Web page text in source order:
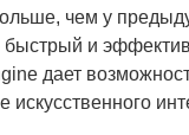
чем у
быстрый и
дает
искусственного